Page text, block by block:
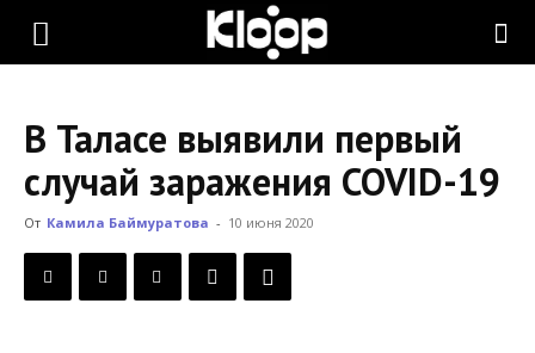
KLOOP.KG
Новости
В Таласе выявили первый
случай заражения COVID-19
От Камила Баймуратова - 10 июня 2020